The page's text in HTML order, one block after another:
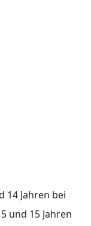
14 Jahren bei
und 15 Jahren